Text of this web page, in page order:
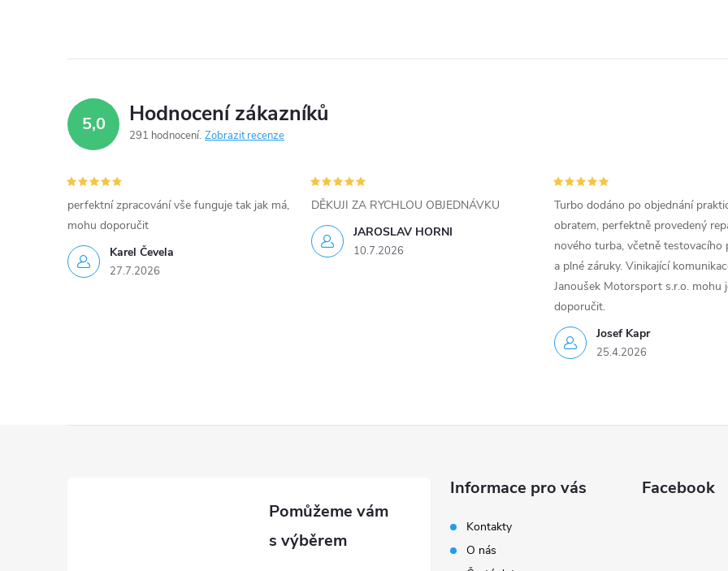
d
a
c
í
p
r
ý
5,0 Hodnocení zákazníků
291 hodnocení Zobrazit recenze
Karel Čevela
27.7.2026
perfektní zpracování vše funguje tak jak má,
mohu doporučit
JAROSLAV HORNI
10.7.2026
DĚKUJI ZA RYCHLOU OBJEDNÁVKU
Josef Kapr
25.4.2026
Turbo dodáno po objednání
obratem, perfektně provedený
nového turba, včetně testovacího
a plné záruky. Vinikající
Janoušek Motorsport s.r.o. mohu
doporučit.
Informace pro vás
Kontakty
O nás
Facebook